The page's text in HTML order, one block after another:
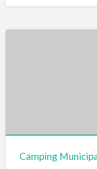
Camping